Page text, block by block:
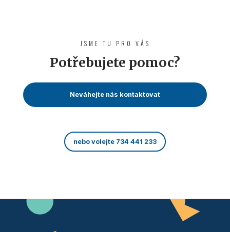
JSME TU PRO VÁS
Potřebujete pomoc?
Neváhejte nás kontaktovat
nebo volejte 734 441 233